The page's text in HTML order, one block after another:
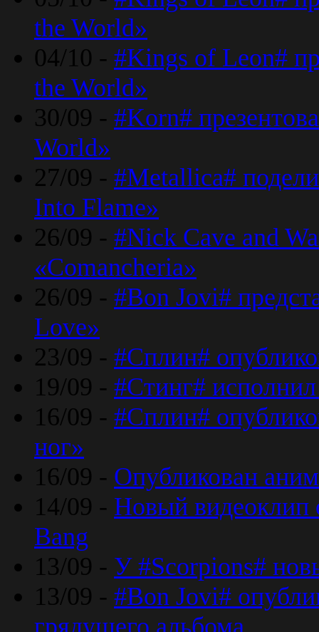
the World»
04/10 - #Kings of Leon#
the World»
30/09 - #Korn#
World»
27/09 - #Metallica#
Into Flame»
26/09 - #Nick Cave and
«Comancheria»
26/09 - #Bon Jovi#
Love»
23/09 - #Сплин#
19/09 - #Стинг#
16/09 - #Сплин#
ног»
16/09 - Опубликован
14/09 - Новый видеоклип
Bang
13/09 - У #Scorpions#
13/09 - #Bon Jovi#
грядущего альбома